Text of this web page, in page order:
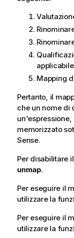
applicabile
Mapping
Pertanto, il
che un nome di
memorizzato
Sense.
Per disabilitare
unmap.
Per eseguire il
utilizzare la
Per eseguire il
utilizzare la